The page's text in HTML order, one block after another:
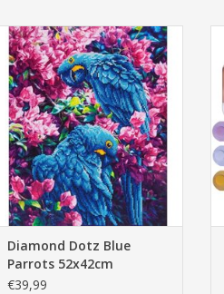
Diamond Dotz Blue Parrots
52x42cm
TOEVOEGEN AAN WINKELWAGEN
Diamond Dotz Blue
Parrots 52x42cm
€39,99